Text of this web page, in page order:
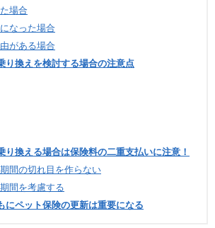
場合
なった場合
がある場合
り換えを検討する場合の注意点
り換える場合は保険料の二重支払いに注意！
間の切れ目を作らない
間を考慮する
にペット保険の更新は重要になる